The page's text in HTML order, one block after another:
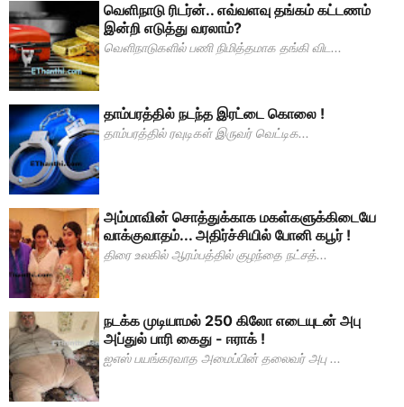
வெளிநாடு ரிடர்ன்.. எவ்வளவு தங்கம் கட்டணம்
இன்றி எடுத்து வரலாம்?
வெளிநாடுகளில் பணி நிமித்தமாக தங்கி விட...
தாம்பரத்தில் நடந்த இரட்டை கொலை !
தாம்பரத்தில் ரவுடிகள் இருவர் வெட்டிக...
அம்மாவின் சொத்துக்காக மகள்களுக்கிடையே
வாக்குவாதம்... அதிர்ச்சியில் போனி கபூர் !
திரை உலகில் ஆரம்பத்தில் குழந்தை நட்சத்...
நடக்க முடியாமல் 250 கிலோ எடையுடன் அபு
அப்துல் பாரி கைது - ஈராக் !
ஐஎஸ் பயங்கரவாத அமைப்பின் தலைவர் அபு ...